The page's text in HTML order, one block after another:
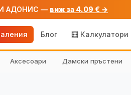
АДОНИС — виж за 4.09 € →
Блог 🧮 Калкулатори
Аксесоари Дамски пръстени